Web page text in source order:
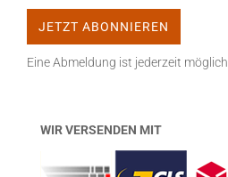
Eine Abmeldung ist jederzeit möglich.
WIR VERSENDEN MIT